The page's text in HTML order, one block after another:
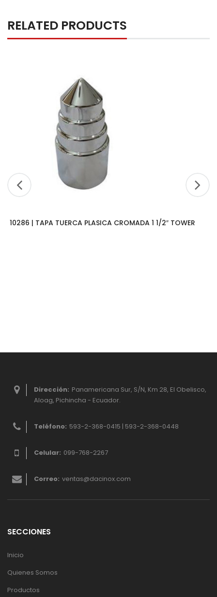
RELATED PRODUCTS
10286 | TAPA TUERCA PLASICA CROMADA 1 1/2″ TOWER
Dirección: Panamericana Sur, S/N, Km 28, El Obelisco,
Aloag, Pichincha - Ecuador.
Teléfono: 593-2-368-0415 | 593-2-368-0448
Celular: 099-768-2267
Correo: ventas@dacinox.com
SECCIONES
Inicio
Quienes Somos
Productos